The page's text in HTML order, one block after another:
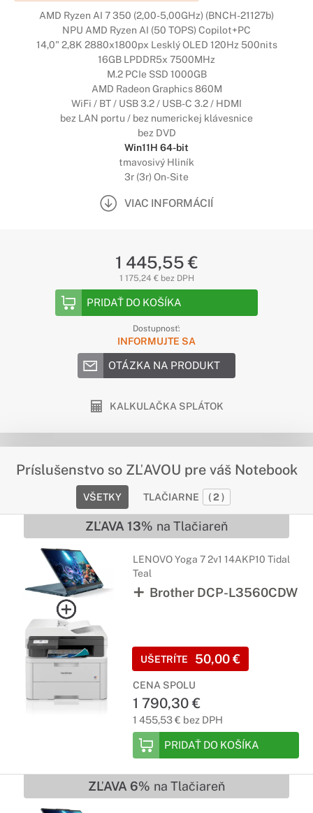
AMD Ryzen AI 7 350 (2,00-5,00GHz) (BNCH-21127b)
NPU AMD Ryzen AI (50 TOPS) Copilot+PC
14,0" 2,8K 2880x1800px Lesklý OLED 120Hz 500nits
16GB LPDDR5x 7500MHz
M.2 PCIe SSD 1000GB
AMD Radeon Graphics 860M
WiFi / BT / USB 3.2 / USB-C 3.2 / HDMI
bez LAN portu / bez numerickej klávesnice
bez DVD
Win11H 64-bit
tmavosivý Hliník
3r (3r) On-Site
VIAC INFORMÁCIÍ
1 445,55 €
1 175,24 € bez DPH
PRIDAŤ DO KOŠÍKA
Dostupnosť:
INFORMUJTE SA
OTÁZKA NA PRODUKT
KALKULAČKA SPLÁTOK
Príslušenstvo so ZĽAVOU pre váš Notebook
VŠETKY TLAČIARNE ( 2 )
ZĽAVA 13% na Tlačiareň
LENOVO Yoga 7 2v1 14AKP10 Tidal
Teal
Brother DCP-L3560CDW
UŠETRÍTE 50,00 €
CENA SPOLU
1 790,30 €
1 455,53 € bez DPH
PRIDAŤ DO KOŠÍKA
ZĽAVA 6% na Tlačiareň